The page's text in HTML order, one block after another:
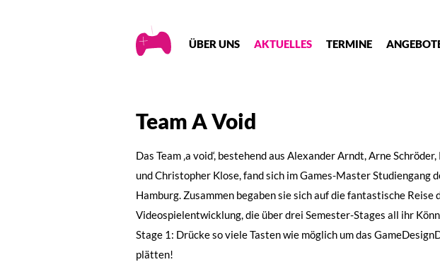
Creative
Gaming
ÜBER UNS AKTUELLES TERMINE
Team A Void
Das Team ‚a void‘, bestehend aus Alexander Arndt, Arne
und Christopher Klose, fand sich im Games-Master Studiengang
Hamburg. Zusammen begaben sie sich auf die fantastische Reise
Videospielentwicklung, die über drei Semester-Stages all ihr
Stage 1: Drücke so viele Tasten wie möglich um das
plätten!